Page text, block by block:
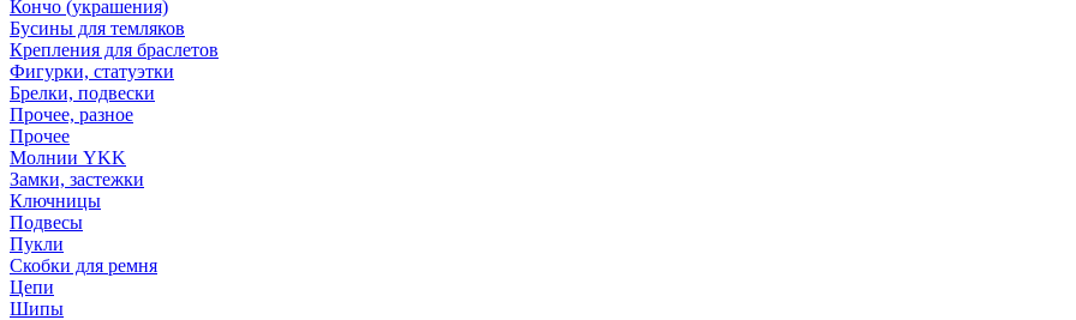
Кончо (украшения)
Бусины для темляков
Крепления для браслетов
Фигурки, статуэтки
Брелки, подвески
Прочее, разное
Прочее
Молнии YKK
Замки, застежки
Ключницы
Подвесы
Пукли
Скобки для ремня
Цепи
Шипы